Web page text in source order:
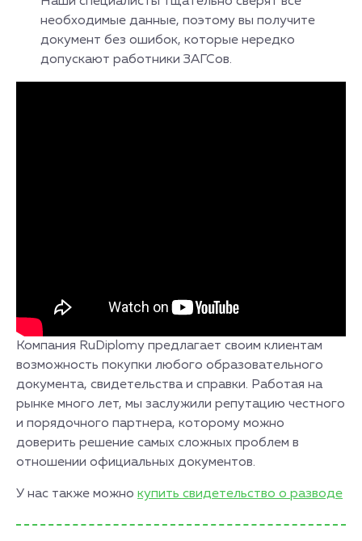
необходимые данные, поэтому вы получите
документ без ошибок, которые нередко
допускают работники ЗАГСов.
Компания RuDiplomy предлагает своим клиентам
возможность покупки любого образовательного
документа, свидетельства и справки. Работая на
рынке много лет, мы заслужили репутацию честного
и порядочного партнера, которому можно
доверить решение самых сложных проблем в
отношении официальных документов.
У нас также можно купить свидетельство о разводе